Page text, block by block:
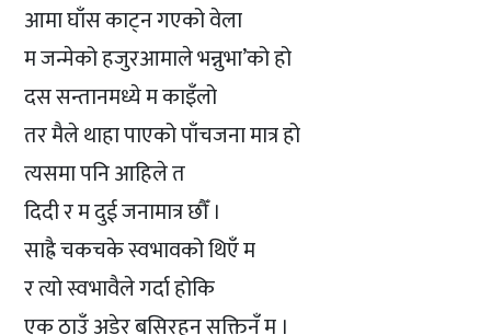
आमा घाँस काट्न गएको वेला
म जन्मेको हजुरआमाले भन्नुभा’को हो
दस सन्तानमध्ये म काइँलो
तर मैले थाहा पाएको पाँचजना मात्र हो
त्यसमा पनि आहिले त
दिदी र म दुई जनामात्र छौँ ।
साह्रै चकचके स्वभावको थिएँ म
र त्यो स्वभावैले गर्दा होकि
एक ठाउँ अडेर बसिरहन सक्तिनँ म ।